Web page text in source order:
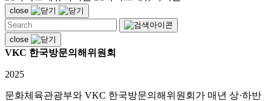
close
close
VKC 한국방문의해위원회
2025
문화체육관광부와 VKC 한국방문의해위원회가 매년 상·하반